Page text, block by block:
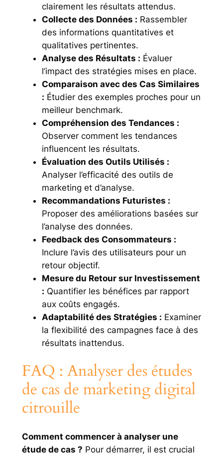
clairement les résultats attendus.
Collecte des Données : Rassembler
des informations quantitatives et
qualitatives pertinentes.
Analyse des Résultats : Évaluer
l’impact des stratégies mises en place.
Comparaison avec des Cas Similaires
: Étudier des exemples proches pour un
meilleur benchmark.
Compréhension des Tendances :
Observer comment les tendances
influencent les résultats.
Évaluation des Outils Utilisés :
Analyser l’efficacité des outils de
marketing et d’analyse.
Recommandations Futuristes :
Proposer des améliorations basées sur
l’analyse des données.
Feedback des Consommateurs :
Inclure l’avis des utilisateurs pour un
retour objectif.
Mesure du Retour sur Investissement
: Quantifier les bénéfices par rapport
aux coûts engagés.
Adaptabilité des Stratégies : Examiner
la flexibilité des campagnes face à des
résultats inattendus.
FAQ : Analyser des études
de cas de marketing digital
citrouille
Comment commencer à analyser une
étude de cas ? Pour démarrer, il est crucial